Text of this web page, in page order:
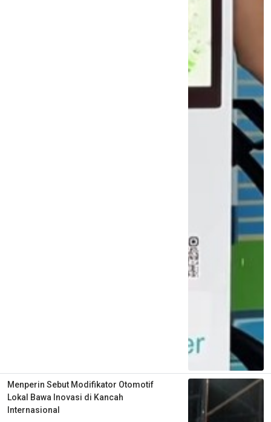
Menperin Sebut Modifikator Otomotif
Lokal Bawa Inovasi di Kancah
Internasional